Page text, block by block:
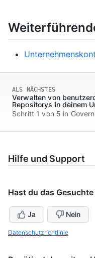
ALS NÄCHSTES
Verwalten von
Repositorys in deinem
Schritt 1 von 5 in
Hilfe und Support
Hast du das
Ja Nein
Datenschutzrichtlinie